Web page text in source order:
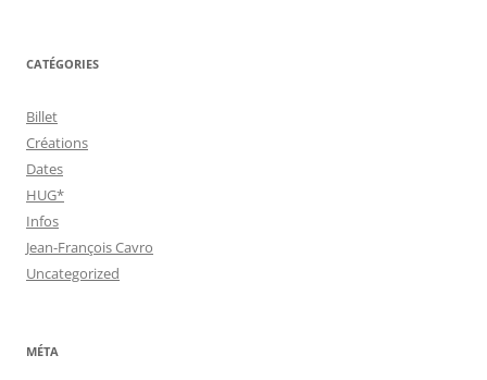
CATÉGORIES
Billet
Créations
Dates
HUG*
Infos
Jean-François Cavro
Uncategorized
MÉTA